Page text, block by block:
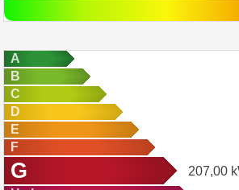
A
B
C
D
E
F
G 207,00